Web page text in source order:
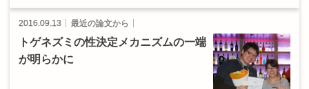
2016.09.13 最近の論文から
トゲネズミ の性決定 メカニズムの一端
が明らかに